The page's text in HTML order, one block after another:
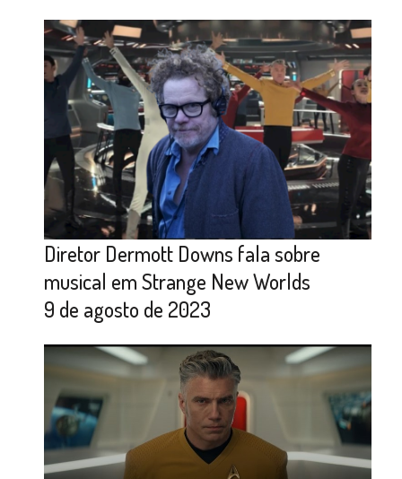
Diretor Dermott Downs fala sobre
musical em Strange New Worlds
9 de agosto de 2023